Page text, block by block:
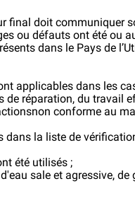
final doit communiquer
ou défauts ont été ou
dans le Pays de
applicables dans les
réparation, du travail
conforme au
la liste de
été utilisés ;
sale et agressive, de